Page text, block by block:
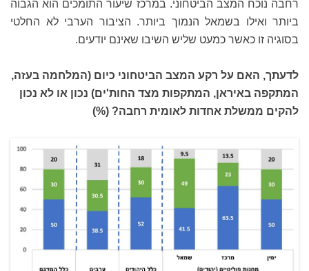
רחבה נוכח המצב הביטחוני. במרכז שיעור התומכים הוא הגבוה
ביותר ואילו בשמאל הנמוך ביותר. הציבור הערבי לא החלטי
בסוגיה זו כאשר כמעט שליש השיבו שאינם יודעים.
לדעתך, האם על רקע המצב הביטחוני כיום (המלחמה בעזה,
המתקפה באיראן, המתקפות מצד החות'ים) נכון או לא נכון
להקים ממשלת אחדות לאומית רחבה? (%)